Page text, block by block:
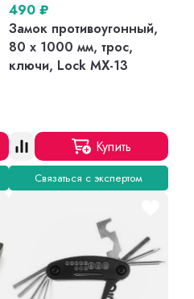
490 ₽
Замок противоугонный,
80 х 1000 мм, трос,
ключи, Lock MX-13
Купить
Связаться с экспертом